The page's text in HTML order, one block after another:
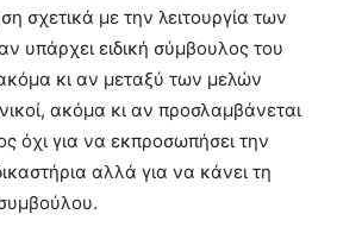
σχετικά με την λειτουργία των
υπάρχει ειδική σύμβουλος του
κι αν μεταξύ των μελών
ακόμα κι αν προσλαμβάνεται
όχι για να εκπροσωπήσει την
αλλά για να κάνει τη